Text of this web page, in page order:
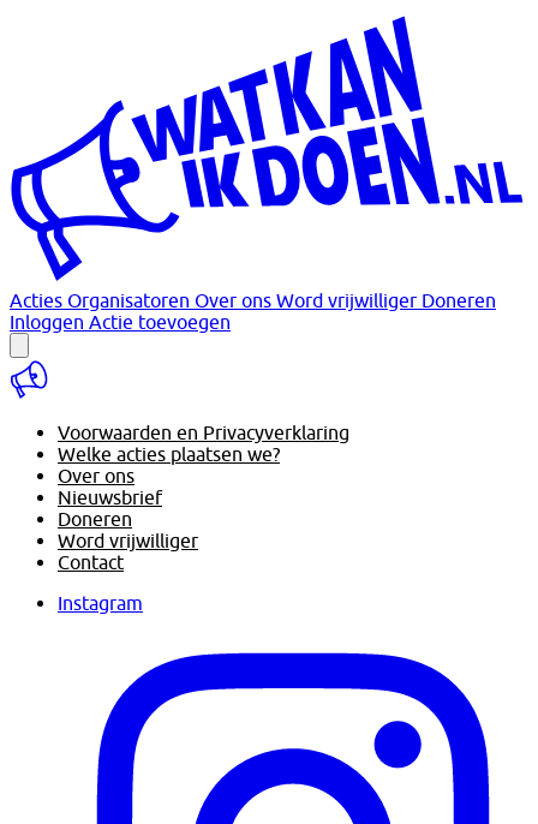
Acties Organisatoren Over ons Word vrijwilliger Doneren
Inloggen Actie toevoegen
Voorwaarden en Privacyverklaring
Welke acties plaatsen we?
Over ons
Nieuwsbrief
Doneren
Word vrijwilliger
Contact
Instagram